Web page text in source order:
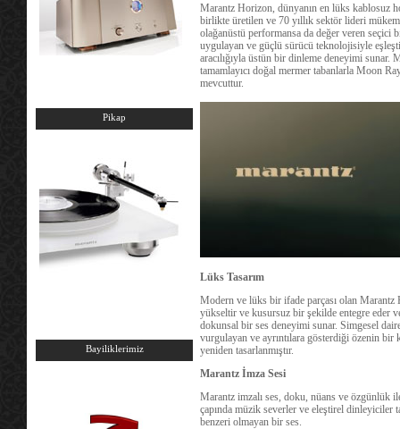
Pikap
Bayiliklerimiz
Marantz Horizon, dünyanın en lüks kablosuz
birlikte üretilen ve 70 yıllık sektör lideri
olağanüstü performansa da değer veren
uygulayan ve güçlü sürücü teknolojisiyle
aracılığıyla üstün bir dinleme deneyimi
tamamlayıcı doğal mermer tabanlarla Moon
mevcuttur.
Lüks Tasarım
Modern ve lüks bir ifade parçası olan Marantz
yükseltir ve kusursuz bir şekilde entegre eder
dokunsal bir ses deneyimi sunar. Simgesel
vurgulayan ve ayrıntılara gösterdiği özenin bir
yeniden tasarlanmıştır.
Marantz İmza Sesi
Marantz imzalı ses, doku, nüans ve özgünlük
çapında müzik severler ve eleştirel dinleyiciler
benzeri olmayan bir ses.